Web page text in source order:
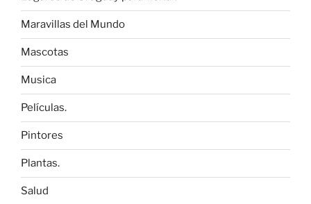
Maravillas del Mundo
Mascotas
Musica
Películas.
Pintores
Plantas.
Salud